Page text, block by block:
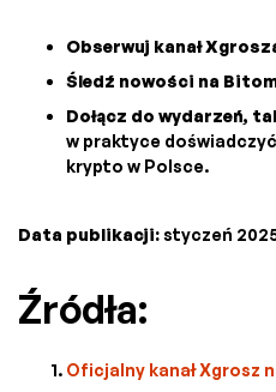
Obserwuj kanał
Śledź nowości na
Dołącz do wydarzeń,
w praktyce
krypto w Polsce.
Data publikacji:styczeń
Źródła:
Oficjalny kanał Xgrosz